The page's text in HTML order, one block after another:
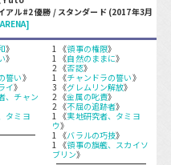
アル#2 優勝 / スタンダード (2017年3月
》
》
誓い》
イ》
、チャン
タミヨ
1 《領事の権限》
1 《自然のままに》
2 《否認》
1 《チャンドラの誓い》
3 《グレムリン解放》
2 《金属の叱責》
2 《不屈の追跡者》
1 《実地研究者、タミヨ
ウ》
1 《バラルの巧技》
1 《領事の旗艦、スカイソ
ブリン》